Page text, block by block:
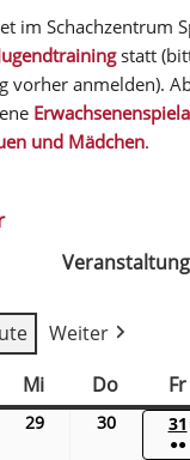
im Schachzentrum
statt
vorher anmelden).
und Mädchen.
Weiter
Mi Do Fr
29 30 31
●●